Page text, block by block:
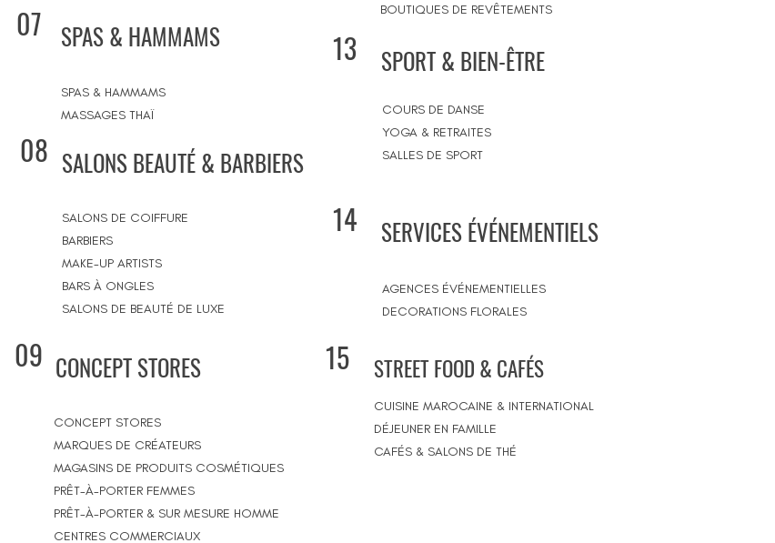
BOUTIQUES DE REVÊTEMENTS
07 SPAS & HAMMAMS
SPAS & HAMMAMS
MASSAGES THAÏ
08 SALONS BEAUTÉ & BARBIERS
SALONS DE COIFFURE
BARBIERS
MAKE-UP ARTISTS
BARS À ONGLES
SALONS DE BEAUTÉ DE LUXE
13 SPORT & BIEN-ÊTRE
COURS DE DANSE
YOGA & RETRAITES
SALLES DE SPORT
14 SERVICES ÉVÉNEMENTIELS
AGENCES ÉVÉNEMENTIELLES
DECORATIONS FLORALES
09 CONCEPT STORES
CONCEPT STORES
MARQUES DE CRÉATEURS
MAGASINS DE PRODUITS COSMÉTIQUES
PRÊT-À-PORTER FEMMES
PRÊT-À-PORTER & SUR MESURE HOMME
CENTRES COMMERCIAUX
15 STREET FOOD & CAFÉS
CUISINE MAROCAINE & INTERNATIONAL
DÉJEUNER EN FAMILLE
CAFÉS & SALONS DE THÉ